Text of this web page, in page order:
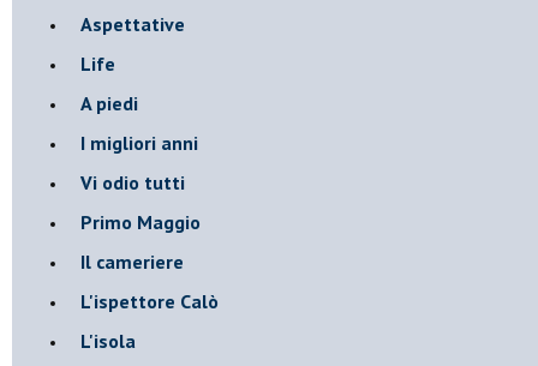
Aspettative
Life
A piedi
I migliori anni
Vi odio tutti
Primo Maggio
Il cameriere
L'ispettore Calò
L'isola